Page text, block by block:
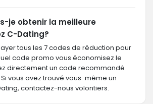
je obtenir la meilleure
C-Dating?
tous les 7 codes de réduction pour
code promo vous économisez le
directement un code recommandé
vous avez trouvé vous-même un
contactez-nous volontiers.